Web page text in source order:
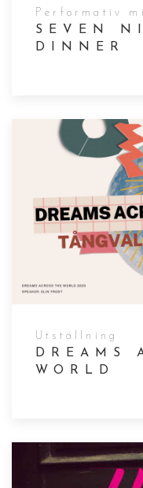
Performativ
SEVEN
DINNER
Utställning
DREAMS
WORLD